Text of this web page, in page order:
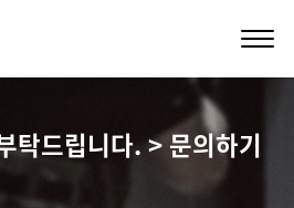
탁드립니다. > 문의하기